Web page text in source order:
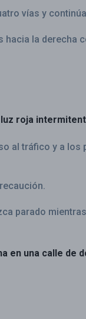
vías y
hacia la derecha
roja
al tráfico y a los
parado
en una calle de